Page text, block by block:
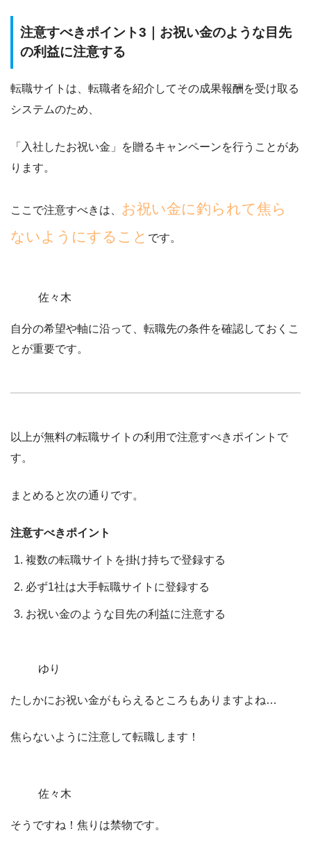
注意すべきポイント3｜お祝い金のような目先
の利益に注意する
転職サイトは、転職者を紹介してその成果報酬を受け取る
システムのため、
「入社したお祝い金」を贈るキャンペーンを行うことがあ
ります。
ここで注意すべきは、
お祝い金に釣られて焦ら
ないようにすること です。
佐々木
自分の希望や軸に沿って、転職先の条件を確認しておくこ
と が重要です。
以上が無料の転職サイトの利用で注意すべきポイントで
す。
まとめると次の通りです。
注意すべきポイント
複数の転職サイトを掛け持ちで登録する
必ず1社は大手転職サイトに登録する
お祝い金のような目先の利益に注意する
ゆり
たしかにお祝い金がもらえるところもありますよね…
焦らないように注意して転職します！
佐々木
そうですね！焦りは禁物です。